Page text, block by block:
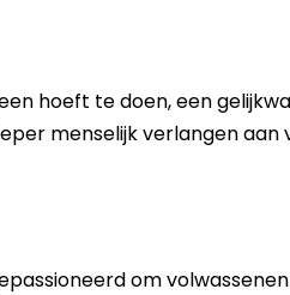
hoeft te doen, een
menselijk verlangen aan
om